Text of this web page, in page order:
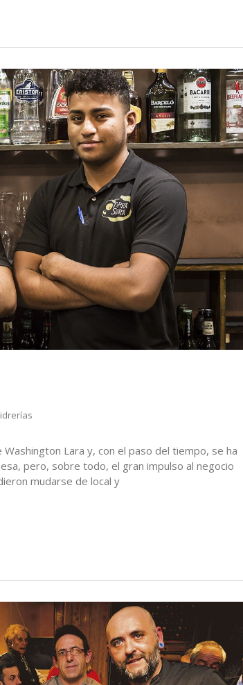
Lara y, con el paso del tiempo, se ha
pero, sobre todo, el gran impulso al negocio
mudarse de local y